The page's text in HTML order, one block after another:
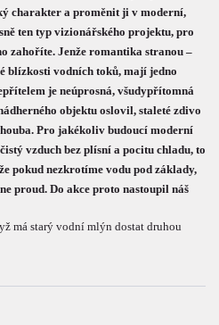
charakter a proměnit ji v moderní,
ten typ vizionářského projektu, pro
zahoříte. Jenže romantika stranou –
blízkosti vodních toků, mají jedno
je neúprosná, všudypřítomná
objektu oslovil, staleté zdivo
Pro jakékoliv budoucí moderní
vzduch bez plísní a pocitu chladu, to
pokud nezkrotíme vodu pod základy,
proud. Do akce proto nastoupil náš